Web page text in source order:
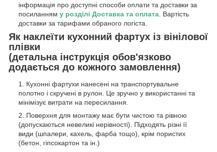
інформація про доступні способи оплати та доставки за
посиланням у розділі Доставка та оплата . Вартість
доставки за тарифами обраного логіста.
Як наклеїти кухонний фартух із вінілової
плівки
(детальна інструкція обов'язково
додається до кожного замовлення)
Кухонні фартухи нанесені на транспортувальне
полотно і скручені в рулон. Це зручно у використанні та
мінімізує витрати на пересилання.
Поверхня для монтажу має бути чистою та рівною
(допускаються невеликі нерівності). Підходять різні її
види (шпалери, кахель, фарба тощо), крім пористих
(бетон, гіпсокартон та ін.)